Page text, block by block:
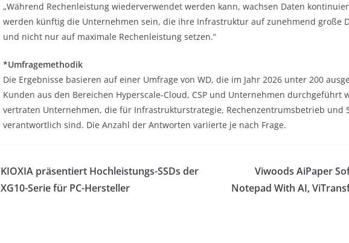
„Während Rechenleistung wiederverwendet werden kann, wachsen Daten
werden künftig die Unternehmen sein, die ihre Infrastruktur auf zunehmend große
und nicht nur auf maximale Rechenleistung setzen.“
*Umfragemethodik
Die Ergebnisse basieren auf einer Umfrage von WD, die im Jahr 2026 unter 200
Kunden aus den Bereichen Hyperscale-Cloud, CSP und Unternehmen durchgeführt
vertraten Unternehmen, die für Infrastrukturstrategie, Rechenzentrumsbetrieb und
verantwortlich sind. Die Anzahl der Antworten variierte je nach Frage.
KIOXIA präsentiert Hochleistungs-SSDs der
XG10-Serie für PC-Hersteller
Viwoods AiPaper
Notepad With AI,